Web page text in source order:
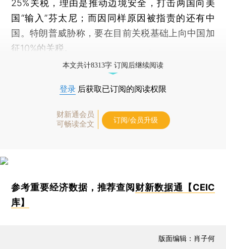
25%关税，理由是推动边境安全，打击两国向美
国“输入”芬太尼；而因同样原因被指责的还有中
国。特朗普威胁称，要在目前关税基础上向中国加
征10%的关税。
本文共计8313字 订阅后继续阅读
登录 后获取已订阅的阅读权限
财新通会员
可畅读全文
订阅/会员升级
参考重要经济数据，推荐查阅 财新数据通【CEIC
库】
版面编辑：肖子何